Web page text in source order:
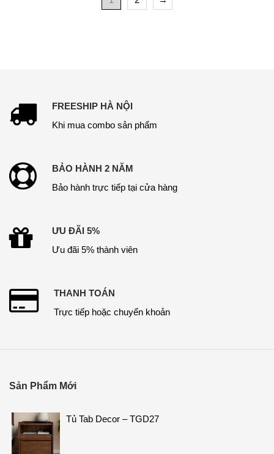
FREESHIP HÀ NỘI
Khi mua combo sản phẩm
BẢO HÀNH 2 NĂM
Bảo hành trực tiếp tại cửa hàng
ƯU ĐÃI 5%
Ưu đãi 5% thành viên
THANH TOÁN
Trực tiếp hoặc chuyển khoản
Sản Phẩm Mới
Tủ Tab Decor – TGD27